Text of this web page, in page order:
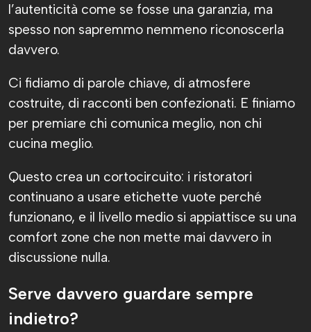
l’autenticità come se fosse una garanzia, ma
spesso non sapremmo nemmeno riconoscerla
davvero.
Ci fidiamo di parole chiave, di atmosfere
costruite, di racconti ben confezionati. E finiamo
per premiare chi comunica meglio, non chi
cucina meglio.
Questo crea un cortocircuito: i ristoratori
continuano a usare etichette vuote perché
funzionano, e il livello medio si appiattisce su una
comfort zone che non mette mai davvero in
discussione nulla.
Serve davvero guardare sempre
indietro?